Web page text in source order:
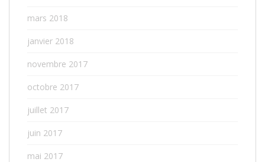
mars 2018
janvier 2018
novembre 2017
octobre 2017
juillet 2017
juin 2017
mai 2017